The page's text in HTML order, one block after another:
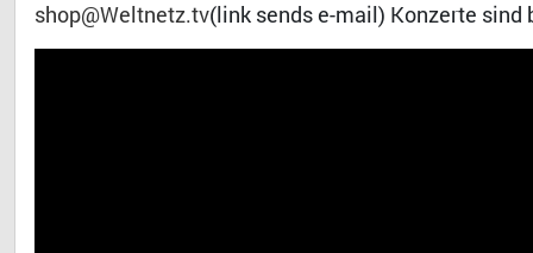
shop@Weltnetz.tv(link sends e-mail) Konzerte sind